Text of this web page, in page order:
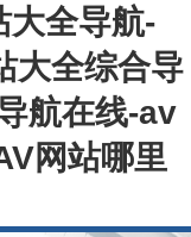
大全导航-
大全综合导
航在线-av
网站哪里